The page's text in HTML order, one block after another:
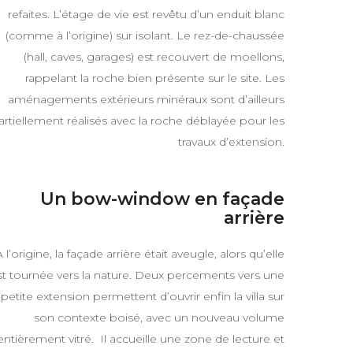
refaites. L’étage de vie est revêtu d’un enduit blanc
(comme à l’origine) sur isolant. Le rez-de-chaussée
(hall, caves, garages) est recouvert de moellons,
rappelant la roche bien présente sur le site. Les
aménagements extérieurs minéraux sont d’ailleurs
réalisés avec la roche déblayée pour les
travaux d’extension.
Un bow-window en façade
arrière
l’origine, la façade arrière était aveugle, alors qu’elle
tournée vers la nature. Deux percements vers une
petite extension permettent d’ouvrir enfin la villa sur
son contexte boisé, avec un nouveau volume
vitré. Il accueille une zone de lecture et